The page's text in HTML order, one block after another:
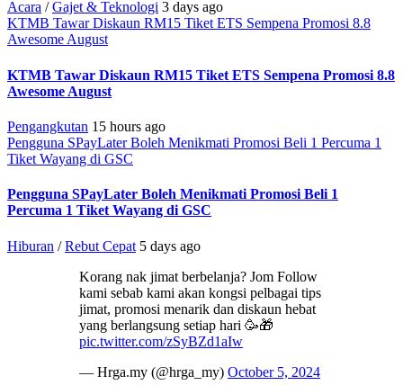
Acara /Gajet & Teknologi 3 days ago
KTMB Tawar Diskaun RM15 Tiket ETS Sempena Promosi 8.8
Awesome August
KTMB Tawar Diskaun RM15 Tiket ETS Sempena Promosi 8.8
Awesome August
Pengangkutan 15 hours ago
Pengguna SPayLater Boleh Menikmati Promosi Beli 1 Percuma 1
Tiket Wayang di GSC
Pengguna SPayLater Boleh Menikmati Promosi Beli 1
Percuma 1 Tiket Wayang di GSC
Hiburan /Rebut Cepat 5 days ago
Korang nak jimat berbelanja? Jom Follow
kami sebab kami akan kongsi pelbagai tips
jimat, promosi menarik dan diskaun hebat
yang berlangsung setiap hari 🥳🎁
pic.twitter.com/zSyBZd1aIw
— Hrga.my (@hrga_my) October 5, 2024